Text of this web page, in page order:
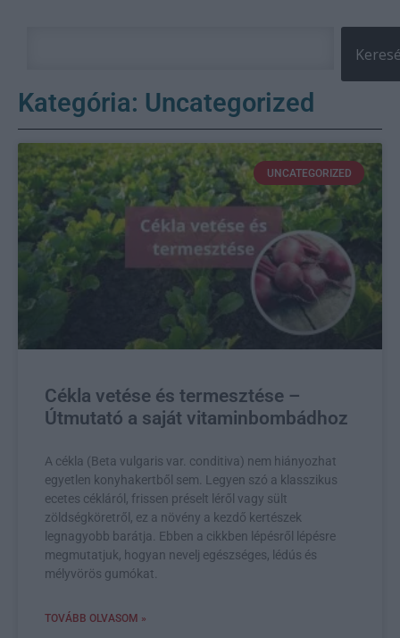
Kategória: Uncategorized
UNCATEGORIZED
Cékla vetése és termesztése –
Útmutató a saját vitaminbombádhoz
A cékla (Beta vulgaris var. conditiva) nem hiányozhat
egyetlen konyhakertből sem. Legyen szó a klasszikus
ecetes cékláról, frissen préselt léről vagy sült
zöldségköretről, ez a növény a kezdő kertészek
legnagyobb barátja. Ebben a cikkben lépésről lépésre
megmutatjuk, hogyan nevelj egészséges, lédús és
mélyvörös gumókat.
TOVÁBB OLVASOM »